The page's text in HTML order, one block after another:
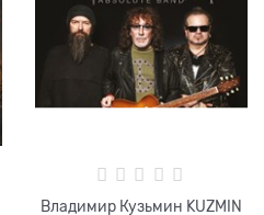
Владимир Кузьмин KUZMIN